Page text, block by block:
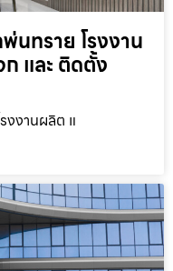
นทราย โรงงาน
และ ติดตั้ง
งงานผลิต แ